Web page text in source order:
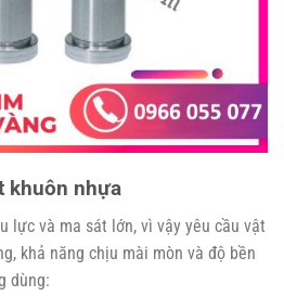
khuôn nhựa
lực và ma sát lớn, vì vậy yêu cầu vật
khả năng chịu mài mòn và độ bền
dùng: